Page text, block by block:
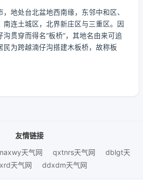
地处台北盆地西南缘，东邻中和区、
南连土城区，北界新庄区与三重区。因
贯穿而得名“板桥”，其地名由来可追
民为跨越湳仔沟搭建木板桥，故称板
友情链接
天气网 qxtnrs天气网
dblgt天
天气网 ddxdm天气网